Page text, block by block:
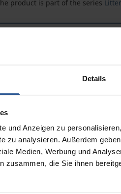
Details
und Anzeigen zu
zu analysieren. Außerdem
Medien, Werbung und
zusammen, die Sie ihnen
product is part of the series
cost notice